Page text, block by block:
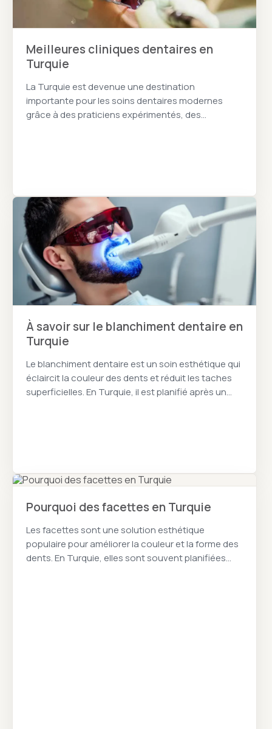
Meilleures cliniques dentaires en
Turquie
La Turquie est devenue une destination
importante pour les soins dentaires modernes
grâce à des praticiens expérimentés, des
À savoir sur le blanchiment dentaire en
Turquie
Le blanchiment dentaire est un soin esthétique qui
éclaircit la couleur des dents et réduit les taches
superficielles. En Turquie, il est planifié après un
Pourquoi des facettes en Turquie
Les facettes sont une solution esthétique
populaire pour améliorer la couleur et la forme des
dents. En Turquie, elles sont souvent planifiées